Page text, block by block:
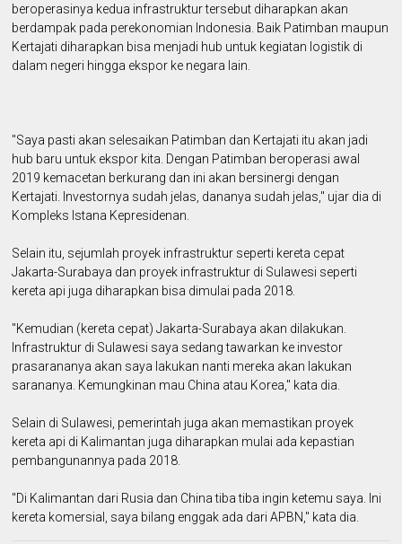
beroperasinya kedua infrastruktur tersebut diharapkan akan
berdampak pada perekonomian Indonesia. Baik Patimban maupun
Kertajati diharapkan bisa menjadi hub untuk kegiatan logistik di
dalam negeri hingga ekspor ke negara lain.
"Saya pasti akan selesaikan Patimban dan Kertajati itu akan jadi
hub baru untuk ekspor kita. Dengan Patimban beroperasi awal
2019 kemacetan berkurang dan ini akan bersinergi dengan
Kertajati. Investornya sudah jelas, dananya sudah jelas," ujar dia di
Kompleks Istana Kepresidenan.
Selain itu, sejumlah proyek infrastruktur seperti kereta cepat
Jakarta-Surabaya dan proyek infrastruktur di Sulawesi seperti
kereta api juga diharapkan bisa dimulai pada 2018.‎
"Kemudian (kereta cepat) Jakarta-Surabaya akan dilakukan.
Infrastruktur di Sulawesi saya sedang tawarkan ke investor
prasarananya akan saya lakukan nanti mereka akan lakukan
sarananya. Kemungkinan mau China atau Korea," kata dia.
Selain di Sulawesi, pemerintah juga akan memastikan proyek
kereta api di Kalimantan juga diharapkan mulai ada kepastian
pembangunannya pada 2018.
"Di Kalimantan dari Rusia dan China tiba tiba ingin ketemu saya. Ini
kereta komersial, saya bilang enggak ada dari APBN," kata dia.